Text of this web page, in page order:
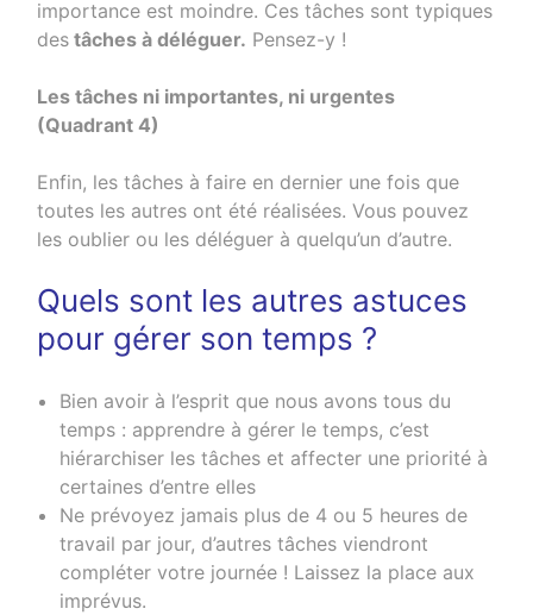
importance est moindre. Ces tâches sont typiques
des tâches à déléguer. Pensez-y !
Les tâches ni importantes, ni urgentes
(Quadrant 4)
Enfin, les tâches à faire en dernier une fois que
toutes les autres ont été réalisées. Vous pouvez
les oublier ou les déléguer à quelqu’un d’autre.
Quels sont les autres astuces
pour gérer son temps ?
Bien avoir à l’esprit que nous avons tous du
temps : apprendre à gérer le temps, c’est
hiérarchiser les tâches et affecter une priorité à
certaines d’entre elles
Ne prévoyez jamais plus de 4 ou 5 heures de
travail par jour, d’autres tâches viendront
compléter votre journée ! Laissez la place aux
imprévus.